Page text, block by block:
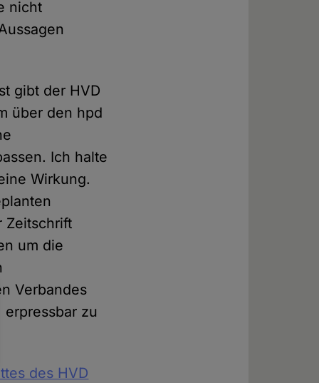
nicht
gibt der HVD
über den hpd
Ich halte
Wirkung.
Zeitschrift
um die
Verbandes
zu
des HVD